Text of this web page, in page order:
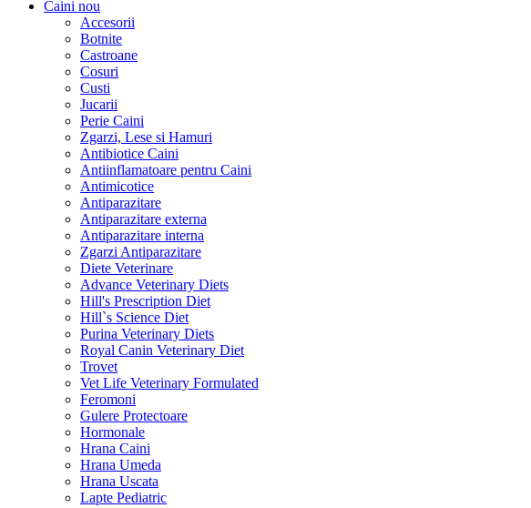
Caini nou
Accesorii
Botnite
Castroane
Cosuri
Custi
Jucarii
Perie Caini
Zgarzi, Lese si Hamuri
Antibiotice Caini
Antiinflamatoare pentru Caini
Antimicotice
Antiparazitare
Antiparazitare externa
Antiparazitare interna
Zgarzi Antiparazitare
Diete Veterinare
Advance Veterinary Diets
Hill's Prescription Diet
Hill`s Science Diet
Purina Veterinary Diets
Royal Canin Veterinary Diet
Trovet
Vet Life Veterinary Formulated
Feromoni
Gulere Protectoare
Hormonale
Hrana Caini
Hrana Umeda
Hrana Uscata
Lapte Pediatric